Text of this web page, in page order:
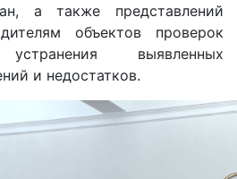
а также представлений
объектов проверок
выявленных
и недостатков.